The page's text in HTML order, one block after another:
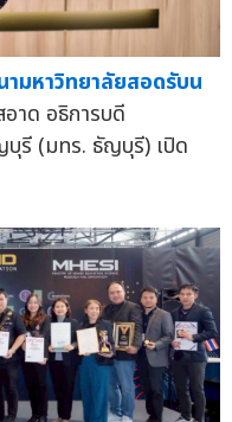
มหาวิทยาลัยสอดรับน
าด อธิการบดี
บุรี (มทร. ธัญบุรี) เปิด